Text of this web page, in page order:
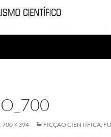
700 × 394 FICÇÃO CIENTÍFICA,